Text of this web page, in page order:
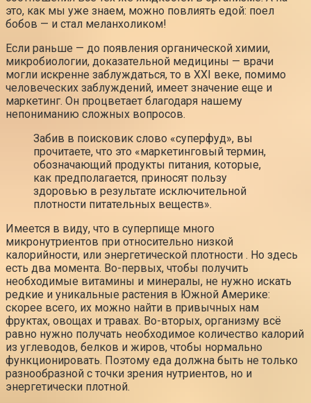
это, как мы уже знаем, можно повлиять едой: поел
бобов — и стал меланхоликом!
Если раньше — до появления органической химии,
микробиологии, доказательной медицины — врачи
могли искренне заблуждаться, то в XXI веке, помимо
человеческих заблуждений, имеет значение еще и
маркетинг. Он процветает благодаря нашему
непониманию сложных вопросов.
Забив в поисковик слово «суперфуд», вы
прочитаете, что это «маркетинговый термин,
обозначающий продукты питания, которые,
как предполагается, приносят пользу
здоровью в результате исключительной
плотности питательных веществ».
Имеется в виду, что в суперпище много
микронутриентов при относительно низкой
калорийности, или энергетической плотности . Но здесь
есть два момента. Во-первых, чтобы получить
необходимые витамины и минералы, не нужно искать
редкие и уникальные растения в Южной Америке:
скорее всего, их можно найти в привычных нам
фруктах, овощах и травах. Во-вторых, организму всё
равно нужно получать необходимое количество калорий
из углеводов, белков и жиров, чтобы нормально
функционировать. Поэтому еда должна быть не только
разнообразной с точки зрения нутриентов, но и
энергетически плотной.